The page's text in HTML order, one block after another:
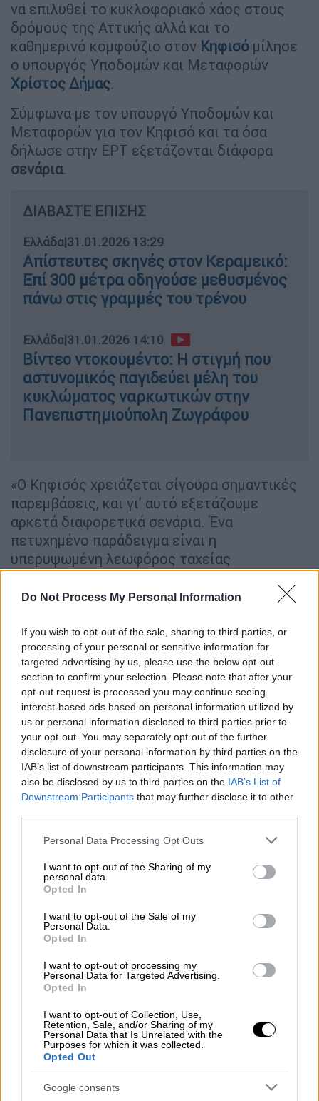
Do Not Process My Personal Information
If you wish to opt-out of the sale, sharing to third parties, or
processing of your personal or sensitive information for
targeted advertising by us, please use the below opt-out
section to confirm your selection. Please note that after your
opt-out request is processed you may continue seeing
interest-based ads based on personal information utilized by
us or personal information disclosed to third parties prior to
your opt-out. You may separately opt-out of the further
disclosure of your personal information by third parties on the
IAB’s list of downstream participants. This information may
also be disclosed by us to third parties on the IAB’s List of
Downstream Participants that may further disclose it to other
Please note that this website/app uses one or more Google
not limited to your visit or usage behaviour. You may click to
grant or deny consent to Google and its third-party tags to
use your data for below specified purposes in below Google
consent section.
Personal Data Processing Opt Outs
I want to opt-out of the Sharing of my
personal data.
Opted In
I want to opt-out of the Sale of my
Personal Data.
Opted In
I want to opt-out of processing my
Personal Data for Targeted Advertising.
Opted In
I want to opt-out of Collection, Use,
Retention, Sale, and/or Sharing of my
Personal Data that Is Unrelated with the
Purposes for which it was collected.
Opted Out
Google consents
να επιλυθεί το κυκλοφοριακό χάος στους
δρόμους της Αττικής αλλά και το
καθημερινό κομφούζιο στον Κηφισό μίλησε
ο υπουργός Υποδομών και Μεταφορών
Χρίστος Δήμας.
Σύμφωνα με τον υπουργό Υποδομών και
Μεταφορών για τον Κηφισό και τα όσα
δήλωσε στην ΕΡΤ εξετάζονται διάφορα
σενάρια.
ΔΙΑΒΑΣΤΕ ΕΠΙΣΗΣ
Ελλάδα|31.01.2026 13:29
Απίστευτες σκηνές στον Κεραμεικό:
Επί 300 μέτρα οδηγούσε μεθυσμένος
πάνω στις γραμμές του τρένου
Ελλάδα|31.01.2026 14:10
Βίντεο ντοκουμέντο: Η στιγμή που
αστυνομικός παγιδεύει μέλη του
κυκλώματος ναρκωτικών στην
Πανεπιστημιούπολη Ζωγράφου
«Ο Κηφισός χρειάζεται σίγουρα σημαντικές
παρεμβάσεις, και γι’ αυτό εξετάζουμε
αρκετά διαφορετικά σενάρια. Ένα
πετυχημένο παράδειγμα είναι η
υπερυψωμένη λεωφόρος ταχείας
κυκλοφορίας (flyover) στη Θεσσαλονίκη, η
οποία διπλασιάζει τον όγκο των
εξυπηρετηθούν ανά ώρα, από 5.000 σε 10.000
οχήματα. Πρόκειται για ένα πραγματικά
καινοτόμο έργο που προχωράει με
γρήγορους ρυθμούς και έχει ήδη μειώσει
σημαντικά τη συμφόρηση εκεί», τόνισε ο κ.
Δήμας.
Εξήγησε ωστόσο ότι για την περίοδο
κατασκευής, υπάρχεισκεπτικισμόςγια το τι
θα συμβεί στην Αθήνα, αλλά η εμπειρία της
Ο υπουργός υπενθύμισε ότι παράλληλα με
υπερυψωμένη λεωφόρο, στη
Θεσσαλονίκη
Μετρό, ενώ λήφθηκαν μέτρα από την
Τροχαία και τους Οργανισμούς Τοπικής
καθημερινά τα 10–11 εργοτάξια στον
περιφερειακό και αντιλαμβάνονται την
πρόοδο των έργων, παρά την ταλαιπωρία
κατά την κατασκευή», σημείωσε.
Για το θέμα των
κυβέρνησηδεν έκανε «πίσω»και
συνεργάζεται με όλα τα συναρμόδια